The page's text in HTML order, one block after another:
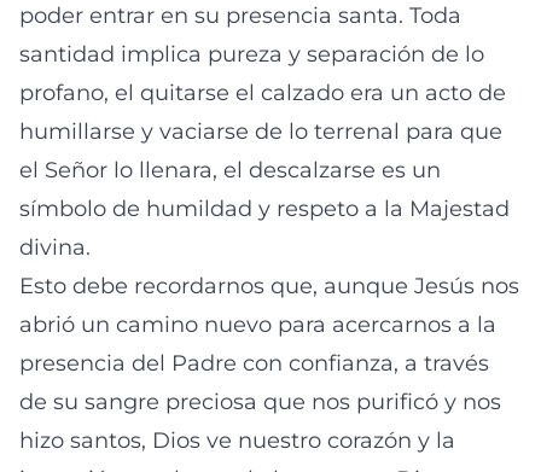
poder entrar en su presencia santa. Toda
santidad implica pureza y separación de lo
profano, el quitarse el calzado era un acto de
humillarse y vaciarse de lo terrenal para que
el Señor lo llenara, el descalzarse es un
símbolo de humildad y respeto a la Majestad
divina.
Esto debe recordarnos que, aunque Jesús nos
abrió un camino nuevo para acercarnos a la
presencia del Padre con confianza, a través
de su sangre preciosa que nos purificó y nos
hizo santos, Dios ve nuestro corazón y la